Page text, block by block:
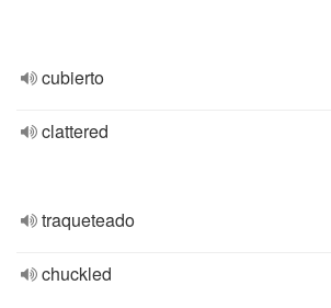
cubierto
clattered
traqueteado
chuckled